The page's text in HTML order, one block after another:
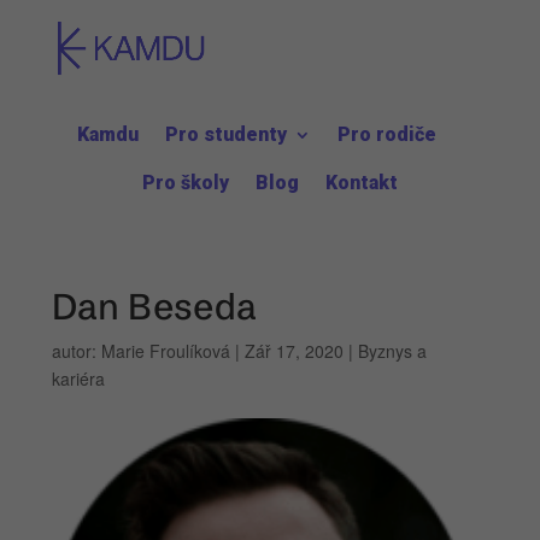
Kamdu Pro studenty Pro rodiče
Pro školy Blog Kontakt
Dan Beseda
autor: Marie Froulíková |Zář 17, 2020 | Byznys a
kariéra